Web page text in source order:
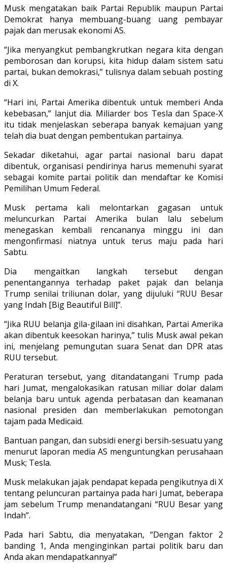
Musk mengatakan baik Partai Republik maupun Partai
Demokrat hanya membuang-buang uang pembayar
pajak dan merusak ekonomi AS.
“Jika menyangkut pembangkrutkan negara kita dengan
pemborosan dan korupsi, kita hidup dalam sistem satu
partai, bukan demokrasi,” tulisnya dalam sebuah posting
di X.
“Hari ini, Partai Amerika dibentuk untuk memberi Anda
kebebasan,” lanjut dia. Miliarder bos Tesla dan Space-X
itu tidak menjelaskan seberapa banyak kemajuan yang
telah dia buat dengan pembentukan partainya.
Sekadar diketahui, agar partai nasional baru dapat
dibentuk, organisasi pendirinya harus memenuhi syarat
sebagai komite partai politik dan mendaftar ke Komisi
Pemilihan Umum Federal.
Musk pertama kali melontarkan gagasan untuk
meluncurkan Partai Amerika bulan lalu sebelum
menegaskan kembali rencananya minggu ini dan
mengonfirmasi niatnya untuk terus maju pada hari
Sabtu.
Dia mengaitkan langkah tersebut dengan
penentangannya terhadap paket pajak dan belanja
Trump senilai triliunan dolar, yang dijuluki “RUU Besar
yang Indah [Big Beautiful Bill]”.
“Jika RUU belanja gila-gilaan ini disahkan, Partai Amerika
akan dibentuk keesokan harinya,” tulis Musk awal pekan
ini, menjelang pemungutan suara Senat dan DPR atas
RUU tersebut.
Peraturan tersebut, yang ditandatangani Trump pada
hari Jumat, mengalokasikan ratusan miliar dolar dalam
belanja baru untuk agenda perbatasan dan keamanan
nasional presiden dan memberlakukan pemotongan
tajam pada Medicaid.
Bantuan pangan, dan subsidi energi bersih-sesuatu yang
menurut laporan media AS menguntungkan perusahaan
Musk; Tesla.
Musk melakukan jajak pendapat kepada pengikutnya di X
tentang peluncuran partainya pada hari Jumat, beberapa
jam sebelum Trump menandatangani “RUU Besar yang
Indah”.
Pada hari Sabtu, dia menyatakan, “Dengan faktor 2
banding 1, Anda menginginkan partai politik baru dan
Anda akan mendapatkannya!”